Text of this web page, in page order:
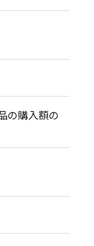
の購入額の